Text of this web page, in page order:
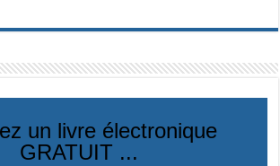
un livre électronique
GRATUIT ...